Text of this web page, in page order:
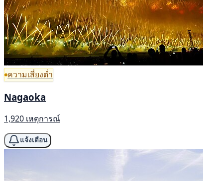
ความเสี่ยงต่ำ
Nagaoka
1,920 เหตุการณ์
แจ้งเตือน